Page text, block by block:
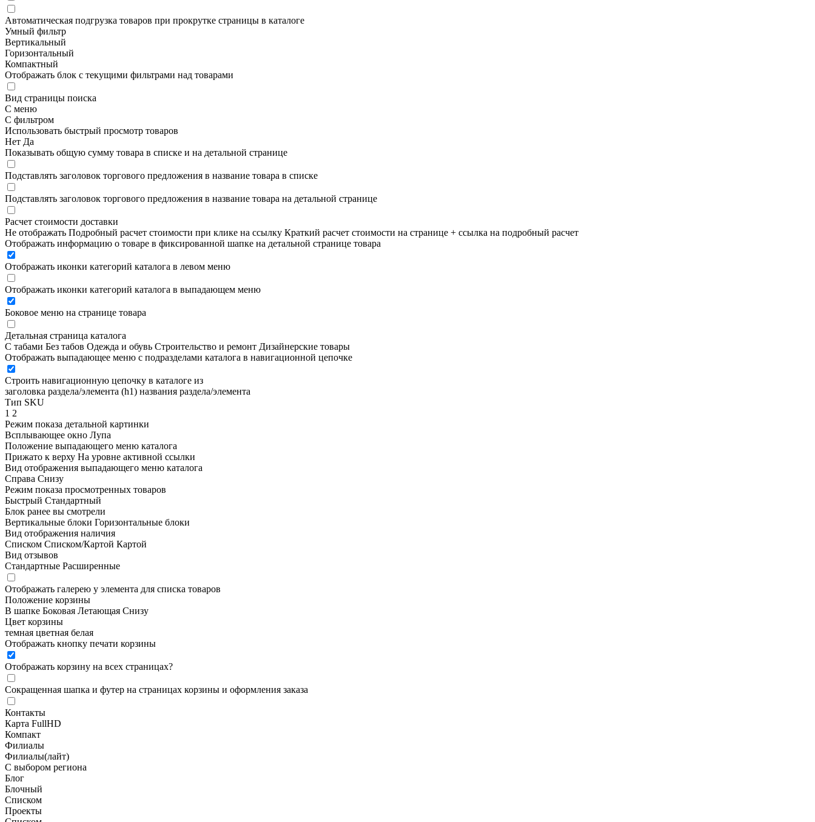
Автоматическая подгрузка товаров при прокрутке страницы в каталоге
Умный фильтр
Вертикальный
Горизонтальный
Компактный
Отображать блок с текущими фильтрами над товарами
Вид страницы поиска
С меню
С фильтром
Использовать быстрый просмотр товаров
Нет Да
Показывать общую сумму товара в списке и на детальной странице
Подставлять заголовок торгового предложения в название товара в списке
Подставлять заголовок торгового предложения в название товара на детальной странице
Расчет стоимости доставки
Не отображать Подробный расчет стоимости при клике на ссылку Краткий расчет стоимости на странице + ссылка на подробный расчет
Отображать информацию о товаре в фиксированной шапке на детальной странице товара
Отображать иконки категорий каталога в левом меню
Отображать иконки категорий каталога в выпадающем меню
Боковое меню на странице товара
Детальная страница каталога
С табами Без табов Одежда и обувь Строительство и ремонт Дизайнерские товары
Отображать выпадающее меню с подразделами каталога в навигационной цепочке
Строить навигационную цепочку в каталоге из
заголовка раздела/элемента (h1) названия раздела/элемента
Тип SKU
1 2
Режим показа детальной картинки
Всплывающее окно Лупа
Положение выпадающего меню каталога
Прижато к верху На уровне активной ссылки
Вид отображения выпадающего меню каталога
Справа Снизу
Режим показа просмотренных товаров
Быстрый Стандартный
Блок ранее вы смотрели
Вертикальные блоки Горизонтальные блоки
Вид отображения наличия
Списком Списком/Картой Картой
Вид отзывов
Стандартные Расширенные
Отображать галерею у элемента для списка товаров
Положение корзины
В шапке Боковая Летающая Снизу
Цвет корзины
темная цветная белая
Отображать кнопку печати корзины
Отображать корзину на всех страницах?
Сокращенная шапка и футер на страницах корзины и оформления заказа
Контакты
Карта FullHD
Компакт
Филиалы
Филиалы(лайт)
С выбором региона
Блог
Блочный
Списком
Проекты